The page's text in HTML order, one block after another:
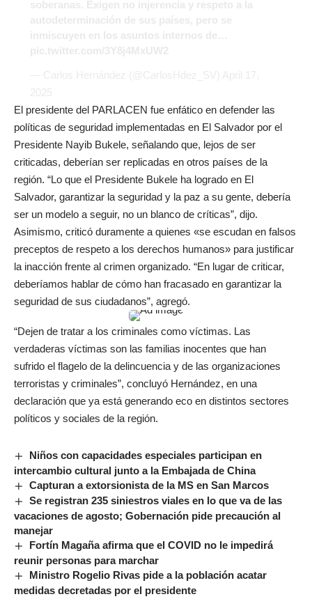
El presidente del PARLACEN fue enfático en defender las
políticas de seguridad implementadas en El Salvador por el
Presidente Nayib Bukele, señalando que, lejos de ser
criticadas, deberían ser replicadas en otros países de la
región. “Lo que el Presidente Bukele ha logrado en El
Salvador, garantizar la seguridad y la paz a su gente, debería
ser un modelo a seguir, no un blanco de críticas”, dijo.
Asimismo, criticó duramente a quienes «se escudan en falsos
preceptos de respeto a los derechos humanos» para justificar
la inacción frente al crimen organizado. “En lugar de criticar,
deberíamos hablar de cómo han fracasado en garantizar la
seguridad de sus ciudadanos”, agregó.
“Dejen de tratar a los criminales como víctimas. Las
verdaderas víctimas son las familias inocentes que han
sufrido el flagelo de la delincuencia y de las organizaciones
terroristas y criminales”, concluyó Hernández, en una
declaración que ya está generando eco en distintos sectores
políticos y sociales de la región.
Niños con capacidades especiales participan en
intercambio cultural junto a la Embajada de China
Capturan a extorsionista de la MS en San Marcos
Se registran 235 siniestros viales en lo que va de las
vacaciones de agosto; Gobernación pide precaución al
manejar
Fortín Magaña afirma que el COVID no le impedirá
reunir personas para marchar
Ministro Rogelio Rivas pide a la población acatar
medidas decretadas por el presidente